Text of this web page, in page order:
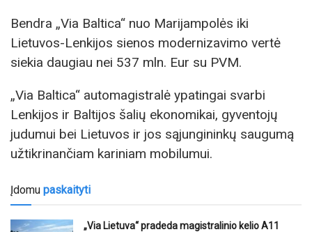
Bendra „Via Baltica“ nuo Marijampolės iki
Lietuvos-Lenkijos sienos modernizavimo vertė
siekia daugiau nei 537 mln. Eur su PVM.
„Via Baltica“ automagistralė ypatingai svarbi
Lenkijos ir Baltijos šalių ekonomikai, gyventojų
judumui bei Lietuvos ir jos sąjungininkų saugumą
užtikrinančiam kariniam mobilumui.
Įdomu paskaityti
„Via Lietuva“ pradeda magistralinio kelio A11